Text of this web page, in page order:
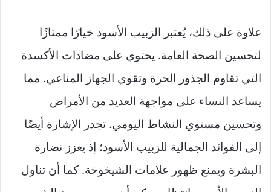
علاوة على ذلك، يُعتبر الزبيب الأسود خيارًا ممتازًا
لتحسين الصحة العامة. يحتوي على مضادات الأكسدة
التي تقاوم الجذور الحرة وتقوي الجهاز المناعي. مما
يساعد النساء على مواجهة العديد من الأمراض
وتحسين مستوي النشاط اليومي. تجدر الإشارة أيضًا
إلى الفوائد الجمالية للزبيب الأسود؛ إذ يعزز نضارة
البشرة ويمنع ظهور علامات الشيخوخة. كما أن تناول